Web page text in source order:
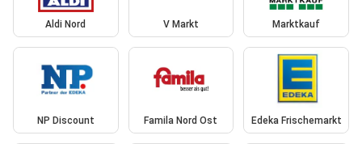
Aldi Nord V Markt Marktkauf
NP Discount Famila Nord Ost Edeka Frischemarkt